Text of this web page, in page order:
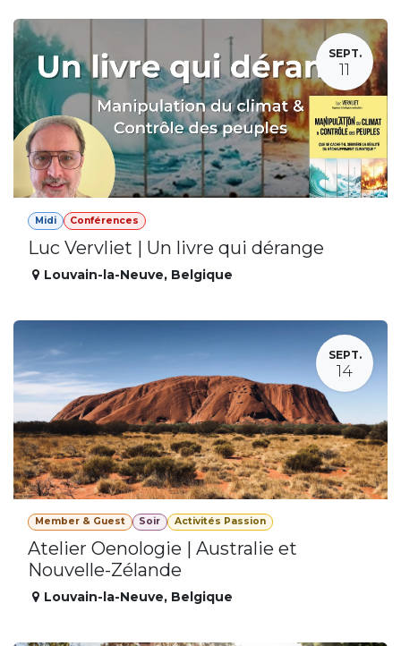
SEPT.
11
Midi Conférences
Luc Vervliet | Un livre qui dérange
Louvain-la-Neuve, Belgique
SEPT.
14
Member & Guest Soir Activités Passion
Atelier Oenologie | Australie et
Nouvelle-Zélande
Louvain-la-Neuve, Belgique